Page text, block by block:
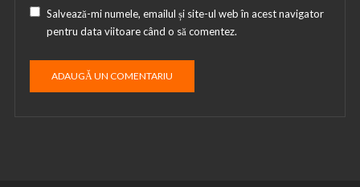
Salvează-mi numele, emailul și site-ul web în acest navigator
pentru data viitoare când o să comentez.